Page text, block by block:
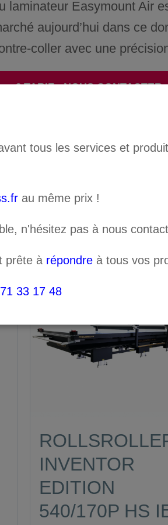
laminateur Easymount Air
aujourd’hui dans ce
coller avec une
€ TARIF : NOUS CONTACTER
ALL GRAPHIC &
INVENTOR
EDITION
540/170P HS
tous les services et
au même prix !
n'hésitez pas à nous
prête à répondre à tous vos
33 17 48